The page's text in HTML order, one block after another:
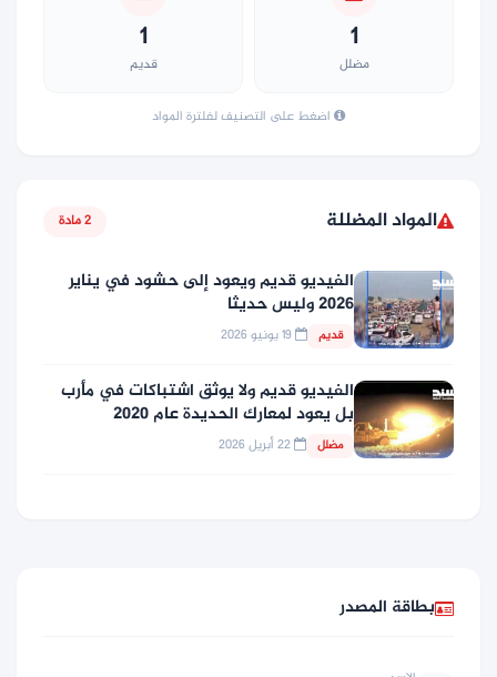
1
مضلل
1
قديم
اضغط على التصنيف لفلترة المواد
المواد المضللة 2 مادة
الفيديو قديم ويعود إلى حشود في يناير
2026 وليس حديثا
قديم
الفيديو قديم ولا يوثق اشتباكات في مأرب
بل يعود لمعارك الحديدة عام 2020
مضلل
بطاقة المصدر